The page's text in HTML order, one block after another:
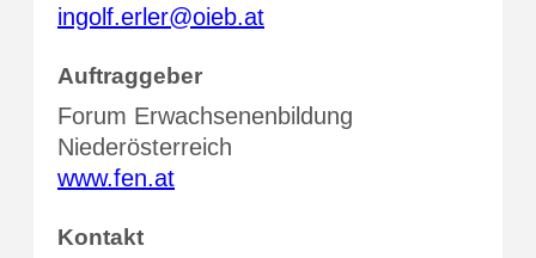
ingolf.erler@oieb.at
Auftraggeber
Forum Erwachsenenbildung
Niederösterreich
www.fen.at
Kontakt